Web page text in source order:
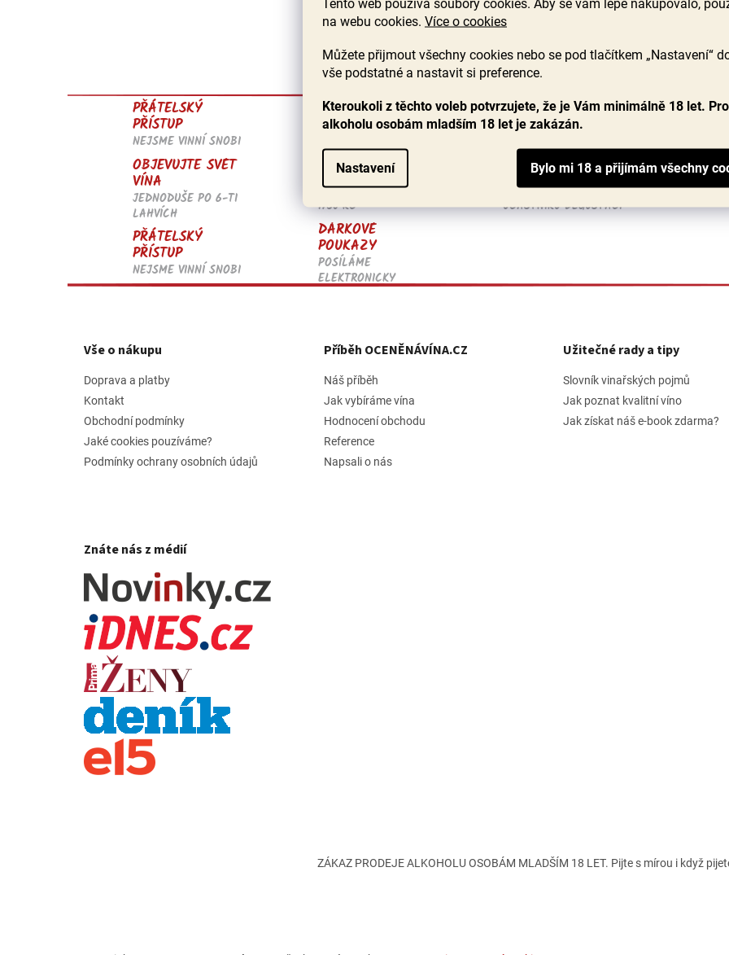
Tento web používá soubory cookies. Aby se vám lépe nakupovalo,
na webu cookies. Více o cookies
Můžete přijmout všechny cookies nebo se pod tlačítkem „Nastavení“
vše podstatné a nastavit si preference.
Kteroukoli z těchto voleb potvrzujete, že je Vám minimálně 18 let.
alkoholu osobám mladším 18 let je zakázán.
Nastavení
PŘÁTELSKÝ
PŘÍSTUP
NEJSME VINNÍ SNOBI
JISTOTA DOBRÉHO
VÍNA
ROČNĚ OCHUTNÁM
PŘES 1500 VÍN
SKRYTÉ POKLADY
RODINNÝCH VINAŘŮ
CENA
VE
OBJEVUJTE SVĚT
VÍNA
JEDNODUŠE PO 6-TI
LAHVÍCH
DOPRAVA ZDARMA
U BALÍČKŮ VÍN NAD
1750 KČ
900+
SPOKOJENÝCH
ÚČASTNÍKŮ DEGUSTACÍ
PŘÁTELSKÝ
PŘÍSTUP
NEJSME VINNÍ SNOBI
DÁRKOVÉ
POUKAZY
POSÍLÁME
ELEKTRONICKY
Vše o nákupu
Doprava a platby
Kontakt
Obchodní podmínky
Jaké cookies pouzíváme?
Podmínky ochrany osobních údajů
Příběh OCENĚNÁVÍNA.CZ
Náš příběh
Jak vybíráme vína
Hodnocení obchodu
Reference
Napsali o nás
Užitečné rady a tipy
Slovník vinařských pojmů
Jak poznat kvalitní víno
Jak získat náš e-book zdarma?
Znáte nás z médií
ZÁKAZ PRODEJE ALKOHOLU OSOBÁM MLADŠÍM 18 LET. Pijte s mírou i když